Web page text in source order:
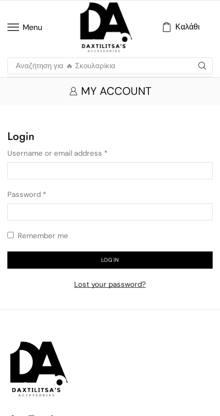
Menu Καλάθι
Αναζήτηση για 🔥 Σκουλαρίκια
MY ACCOUNT
Login
Username or email address *
Password *
Remember me
LOG IN
Lost your password?